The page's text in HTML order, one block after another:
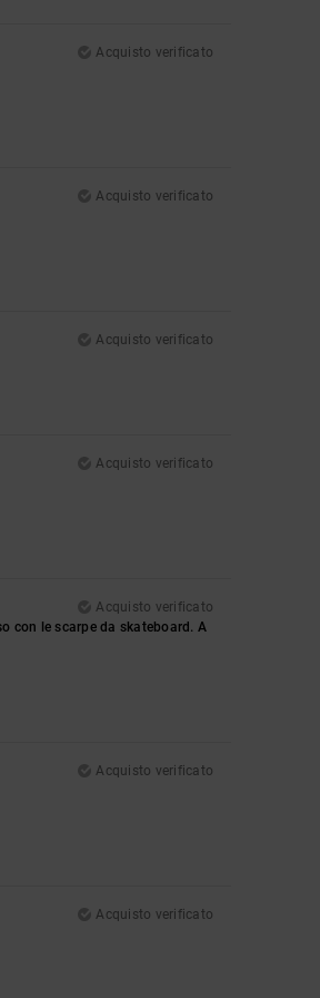
Acquisto verificato
Acquisto verificato
Acquisto verificato
Acquisto verificato
Acquisto verificato
con le scarpe da skateboard. A
Acquisto verificato
Acquisto verificato